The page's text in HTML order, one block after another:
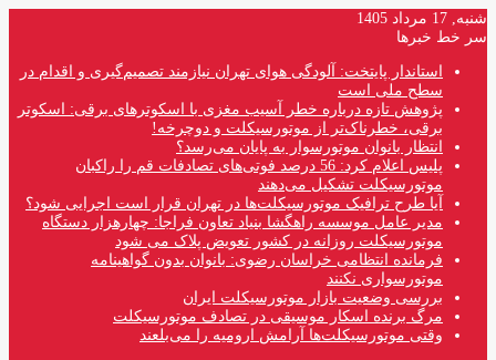
شنبه, 17 مرداد 1405
سر خط خبرها
استاندار پایتخت: آلودگی هوای تهران نیازمند تصمیم‌گیری و اقدام در
سطح ملی است
پژوهش تازه درباره خطر آسیب مغزی با اسکوترهای برقی: اسکوتر
برقی، خطرناک‌تر از موتورسیکلت و دوچرخه!
انتظار بانوان موتورسوار به پایان می‌رسد؟
پلیس اعلام کرد: 56 درصد فوتی‌های تصادفات قم را راکبان
موتورسیکلت تشکیل می‌دهند
آیا طرح ترافیک موتورسیکلت‌ها در تهران قرار است اجرایی شود؟
مدیر عامل موسسه راهگشا بنیاد تعاون فراجا: چهارهزار دستگاه
موتورسیکلت روزانه در کشور تعویض پلاک می شود
فرمانده انتظامی خراسان رضوی: بانوان بدون گواهینامه
موتورسواری نکنند
بررسی وضعیت بازار موتورسیکلت ایران
مرگ برنده اسکار موسیقی در تصادف موتورسیکلت
وقتی موتورسیکلت‌ها آرامش ارومیه را می‌بلعند